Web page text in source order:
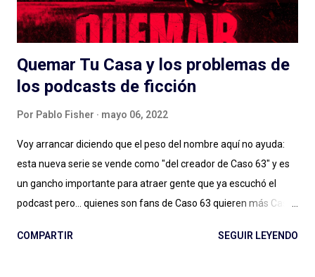
Quemar Tu Casa y los problemas de
los podcasts de ficción
Por Pablo Fisher mayo 06, 2022
Voy arrancar diciendo que el peso del nombre aquí no ayuda:
esta nueva serie se vende como "del creador de Caso 63" y es
un gancho importante para atraer gente que ya escuchó el
podcast pero... quienes son fans de Caso 63 quieren más Caso
ese lugar en el que vamos a seguir a creadores de podcasts de
COMPARTIR SEGUIR LEYENDO